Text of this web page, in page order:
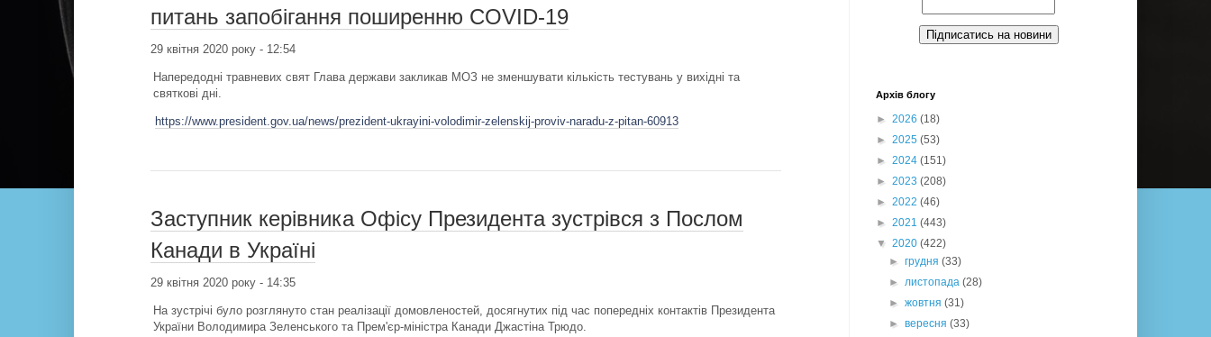
питань запобігання поширенню COVID-19
29 квітня 2020 року - 12:54
Напередодні травневих свят Глава держави закликав МОЗ не зменшувати кількість тестувань у вихідні та
святкові дні.
https://www.president.gov.ua/news/prezident-ukrayini-volodimir-zelenskij-proviv-naradu-z-pitan-60913
Заступник керівника Офісу Президента зустрівся з Послом
Канади в Україні
29 квітня 2020 року - 14:35
На зустрічі було розглянуто стан реалізації домовленостей, досягнутих під час попередніх контактів Президента
України Володимира Зеленського та Прем'єр-міністра Канади Джастіна Трюдо.
Архів блогу
► 2026 (18)
► 2025 (53)
► 2024 (151)
► 2023 (208)
► 2022 (46)
► 2021 (443)
▼ 2020 (422)
►грудня(33)
►листопада(28)
►жовтня(31)
►вересня(33)